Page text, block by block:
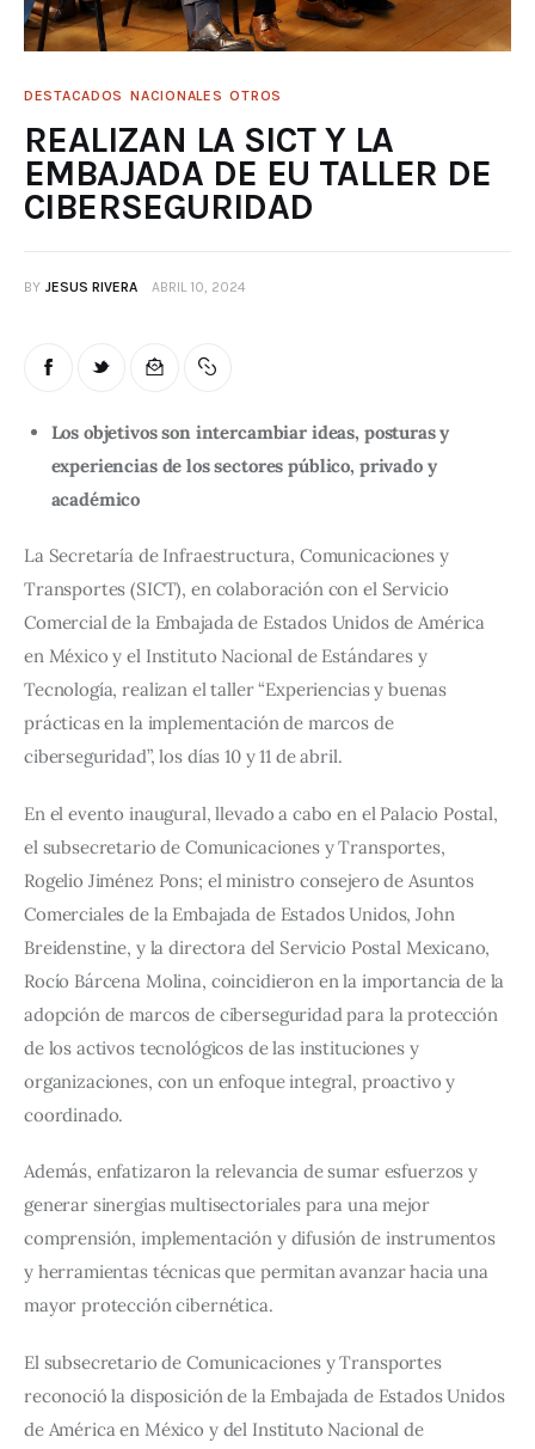
DESTACADOS NACIONALES OTROS
REALIZAN LA SICT Y LA
EMBAJADA DE EU TALLER DE
CIBERSEGURIDAD
BY JESUS RIVERA ABRIL 10, 2024
Los objetivos son intercambiar ideas, posturas y
experiencias de los sectores público, privado y
académico
La Secretaría de Infraestructura, Comunicaciones y
Transportes (SICT), en colaboración con el Servicio
Comercial de la Embajada de Estados Unidos de América
en México y el Instituto Nacional de Estándares y
Tecnología, realizan el taller “Experiencias y buenas
prácticas en la implementación de marcos de
ciberseguridad”, los días 10 y 11 de abril.
En el evento inaugural, llevado a cabo en el Palacio Postal,
el subsecretario de Comunicaciones y Transportes,
Rogelio Jiménez Pons; el ministro consejero de Asuntos
Comerciales de la Embajada de Estados Unidos, John
Breidenstine, y la directora del Servicio Postal Mexicano,
Rocío Bárcena Molina, coincidieron en la importancia de la
adopción de marcos de ciberseguridad para la protección
de los activos tecnológicos de las instituciones y
organizaciones, con un enfoque integral, proactivo y
coordinado.
Además, enfatizaron la relevancia de sumar esfuerzos y
generar sinergias multisectoriales para una mejor
comprensión, implementación y difusión de instrumentos
y herramientas técnicas que permitan avanzar hacia una
mayor protección cibernética.
El subsecretario de Comunicaciones y Transportes
reconoció la disposición de la Embajada de Estados Unidos
de América en México y del Instituto Nacional de